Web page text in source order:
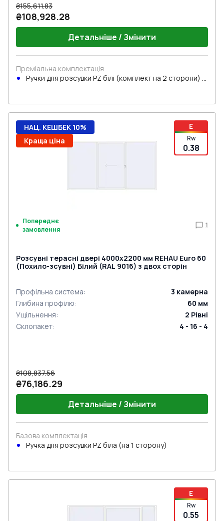
₴155,611.83
₴108,928.28
Детальніше / Змінити
Преміальна комплектація
Ручки для розсувки PZ білі (комплект на 2 сторони) з
E
Rw
0.38
НАЦ. КЕШБЕК 10%
Краща ціна
Попереднє
замовлення
1
Розсувні терасні двері 4000x2200 мм REHAU Euro 60
(Похило-зсувні) Білий (RAL 9016) з двох сторін
Профільна система: 3 камерна
Глибина профілю: 60 мм
Ущільнення: 2 Рівні
Склопакет: 4 - 16 - 4
₴108,837.56
₴76,186.29
Детальніше / Змінити
Базова комплектація
Ручкa для розсувки PZ біла (на 1 сторону)
E
Rw
0.55